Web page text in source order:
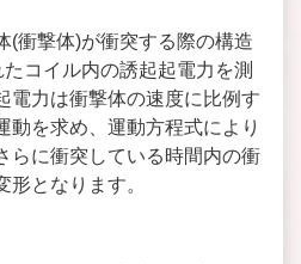
(衝撃体)が衝突する際の構造
コイル内の誘起起電力を測
電力は衝撃体の速度に比例す
動を求め、運動方程式により
らに衝突している時間内の衝
となります。